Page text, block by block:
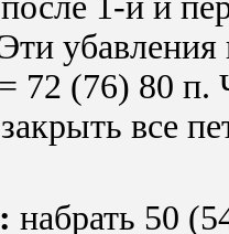
убавления
72 (76) 80 п.
все
набрать 50